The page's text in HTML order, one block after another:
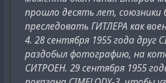
прошло десять лет, союзники
преследовать ГИТЛЕРА как
4. 28 сентября 1955 года друг
раздобыл фотографию, на
СИТРОЕН. 29 сентября 1955